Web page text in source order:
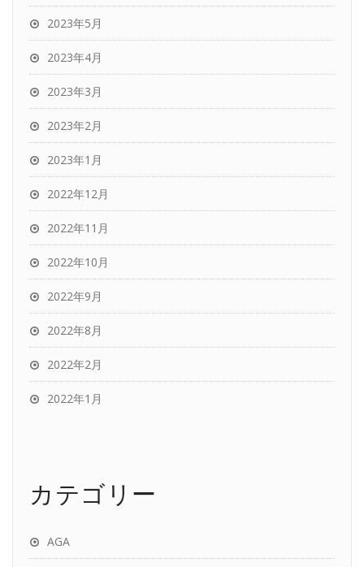
2023年5月
2023年4月
2023年3月
2023年2月
2023年1月
2022年12月
2022年11月
2022年10月
2022年9月
2022年8月
2022年2月
2022年1月
カテゴリー
AGA